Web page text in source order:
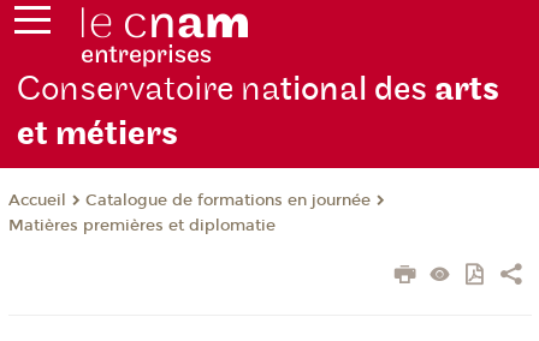
Conservatoire national des arts
et métiers
Accueil
Catalogue de formations en journée
Matières premières et diplomatie